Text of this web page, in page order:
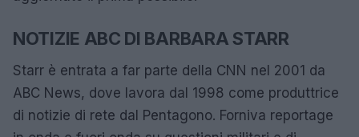
NOTIZIE ABC DI BARBARA STARR
Starr è entrata a far parte della CNN nel 2001 da
ABC News, dove lavora dal 1998 come produttrice
di notizie di rete dal Pentagono. Forniva reportage